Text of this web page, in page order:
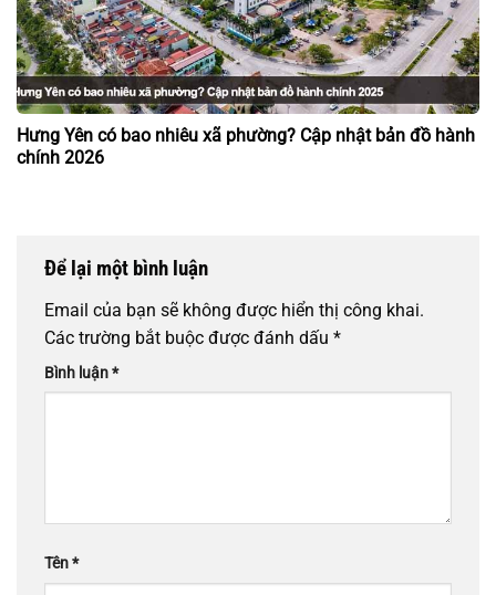
Hưng Yên có bao nhiêu xã phường? Cập nhật bản đồ hành
chính 2026
Để lại một bình luận
Email của bạn sẽ không được hiển thị công khai.
Các trường bắt buộc được đánh dấu *
Bình luận*
Tên*